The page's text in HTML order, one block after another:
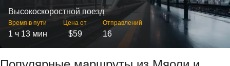
Высокоскоростной поезд
Время в пути
1 ч 13 мин
Цена от
$59
Отправлений
16